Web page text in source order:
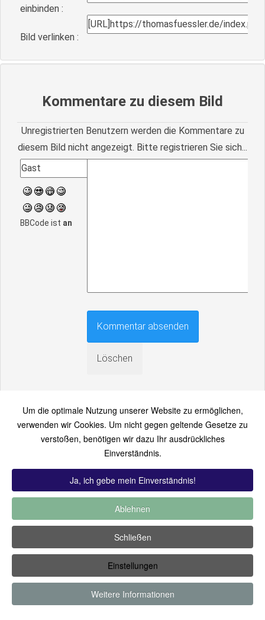
einbinden :
Bild verlinken :
Kommentare zu diesem Bild
Unregistrierten Benutzern werden die Kommentare zu
diesem Bild nicht angezeigt. Bitte registrieren Sie sich...
BBCode ist an
An einen Freund senden
Bitte loggen Sie sich zuerst ein...
-Zuletzt hinzugekommen
kommentiert-Meist gesehen
Copyright ©2019 by Thomas Füssler
Um die optimale Nutzung unserer Website zu ermöglichen,
verwenden wir Cookies. Um nicht gegen geltende Gesetze zu
verstoßen, benötigen wir dazu Ihr ausdrückliches
Einverständnis.
Ja, ich gebe mein Einverständnis!
Ablehnen
Schließen
Einstellungen
Weitere Informationen